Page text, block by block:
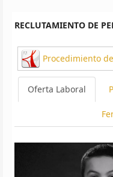
RECLUTAMIENTO DE
Procedimiento
Oferta Laboral